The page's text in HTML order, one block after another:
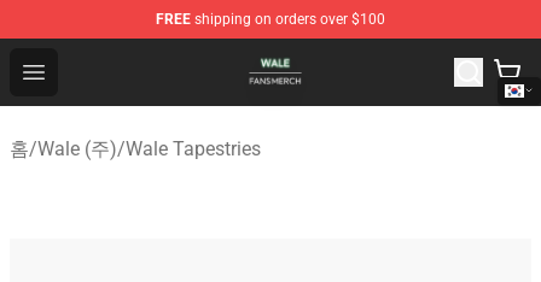
FREE shipping on orders over $100
Open menu
Wale Shop - Official Wale Merchandise Store
홈/Wale (주)/Wale Tapestries